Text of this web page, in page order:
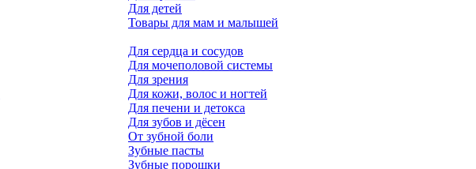
Для детей
Товары для мам и малышей
Для сердца и сосудов
Для мочеполовой системы
Для зрения
Для кожи, волос и ногтей
Для печени и детокса
Для зубов и дёсен
От зубной боли
Зубные пасты
Зубные порошки